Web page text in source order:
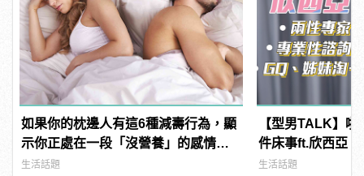
如果你的枕邊人有這6種減壽行為，顯
示你正處在一段「沒營養」的感情
中！快逃啊！
生活話題
【型男TALK】
件床事ft.欣西亞
抽插時間xx分鐘
生活話題